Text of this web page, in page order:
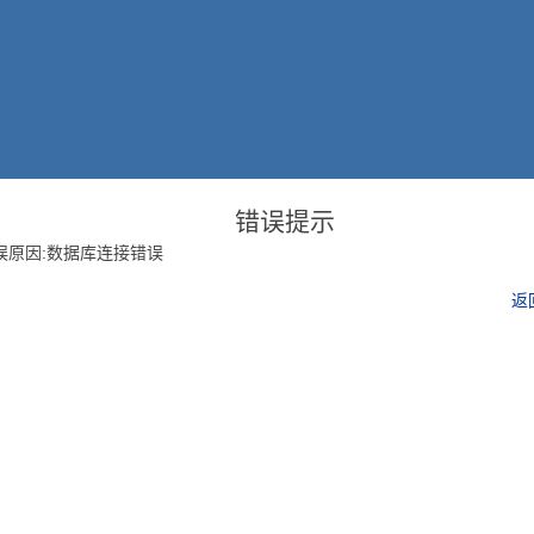
错误提示
原因:数据库连接错误
返